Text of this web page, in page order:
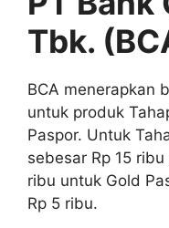
Tbk.
BCA menerapkan
untuk produk
Paspor. Untuk
sebesar Rp 15
ribu untuk Gold
Rp 5 ribu.